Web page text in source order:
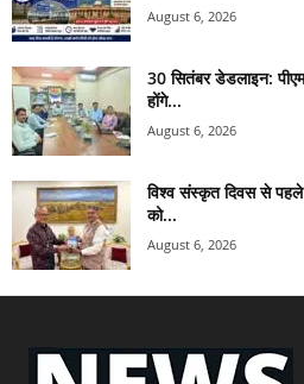
August 6, 2026
30 सितंबर डेडलाइन:
होंगे...
August 6, 2026
विश्व संस्कृत दिवस से
को...
August 6, 2026